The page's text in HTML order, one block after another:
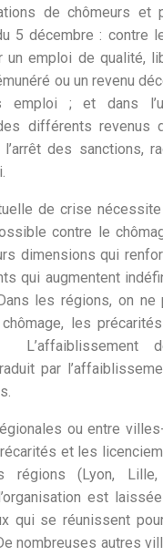
de chômeurs et
5 décembre : contre
un emploi de qualité,
ou un revenu
emploi ; et dans
différents revenus
l’arrêt des sanctions,
de crise
contre le
dimensions qui
qui augmentent
les régions, on
les
par
ou entre
et les
régions (Lyon,
est
qui se réunissent
nombreuses autres